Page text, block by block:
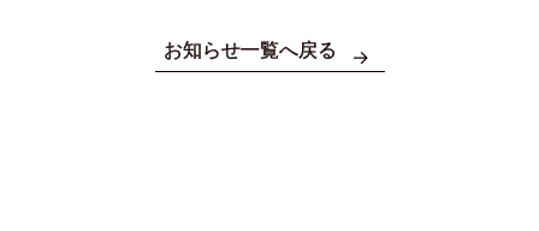
お知らせ一覧へ戻る